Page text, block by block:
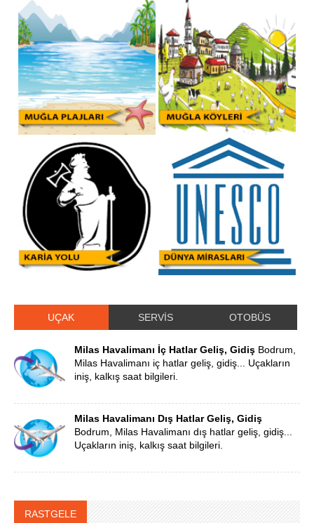
UÇAK SERVİS OTOBÜS
Milas Havalimanı İç Hatlar Geliş, Gidiş Bodrum,
Milas Havalimanı iç hatlar geliş, gidiş... Uçakların
iniş, kalkış saat bilgileri.
Milas Havalimanı Dış Hatlar Geliş, Gidiş
Bodrum, Milas Havalimanı dış hatlar geliş, gidiş...
Uçakların iniş, kalkış saat bilgileri.
RASTGELE